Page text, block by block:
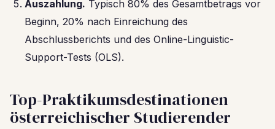
Auszahlung. Typisch 80% des Gesamtbetrags vor
Beginn, 20% nach Einreichung des
Abschlussberichts und des Online-Linguistic-
Support-Tests (OLS).
Top-Praktikumsdestinationen
österreichischer Studierender